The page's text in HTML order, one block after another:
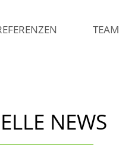
TEAM
NEWS